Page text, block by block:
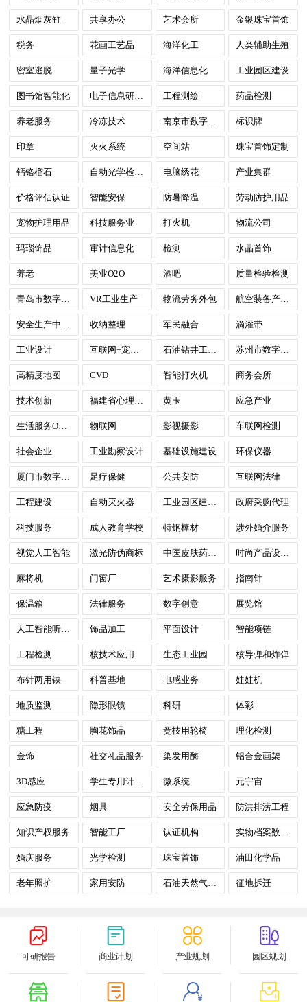
水晶烟灰缸 共享办公 艺术会所 金银珠宝首饰
税务 花画工艺品 海洋化工 人类辅助生殖
密室逃脱 量子光学 海洋信息化 工业园区建设
图书馆智能化 电子信息研发中心 工程测绘 药品检测
养老服务 冷冻技术 南京市数字政府 标识牌
印章 灭火系统 空间站 珠宝首饰定制
钙铬榴石 自动光学检测（AOI） 电脑绣花 产业集群
价格评估认证 智能安保 防暑降温 劳动防护用品
宠物护理用品 科技服务业 打火机 物流公司
玛瑙饰品 审计信息化 检测 水晶首饰
养老 美业O2O 酒吧 质量检验检测
VR工业生产 物流劳务外包
收纳整理 军民融合 滴灌带
工业设计 互联网+宠物店
高精度地图 CVD 智能打火机 商务会所
技术创新 黄玉 应急产业
物联网 影视摄影 车联网检测
社会企业 工业勘察设计 基础设施建设 环保仪器
足疗保健 公共安防 互联网法律
工程建设 自动灭火器 政府采购代理
科技服务 成人教育学校 特钢棒材 涉外婚介服务
视觉人工智能 激光防伪商标 中医皮肤药研发中心
麻将机 门窗厂 艺术摄影服务 指南针
保温箱 法律服务 数字创意 展览馆
饰品加工 平面设计 智能项链
工程检测 核技术应用 生态工业园 核导弹和炸弹
布针两用铗 科普基地 电感业务 娃娃机
地质监测 隐形眼镜 科研 体彩
糖工程 胸花饰品 竞技用轮椅 理化检测
金饰 社交礼品服务 染发用酶 铝合金画架
3D感应 学生专用计算器 微系统 元宇宙
应急防疫 烟具 安全劳保用品 防洪排涝工程
知识产权服务 智能工厂 认证机构
婚庆服务 光学检测 珠宝首饰 油田化学品
老年照护 家用安防 石油天然气检测 征地拆迁
可研报告 商业计划 产业规划 园区规划